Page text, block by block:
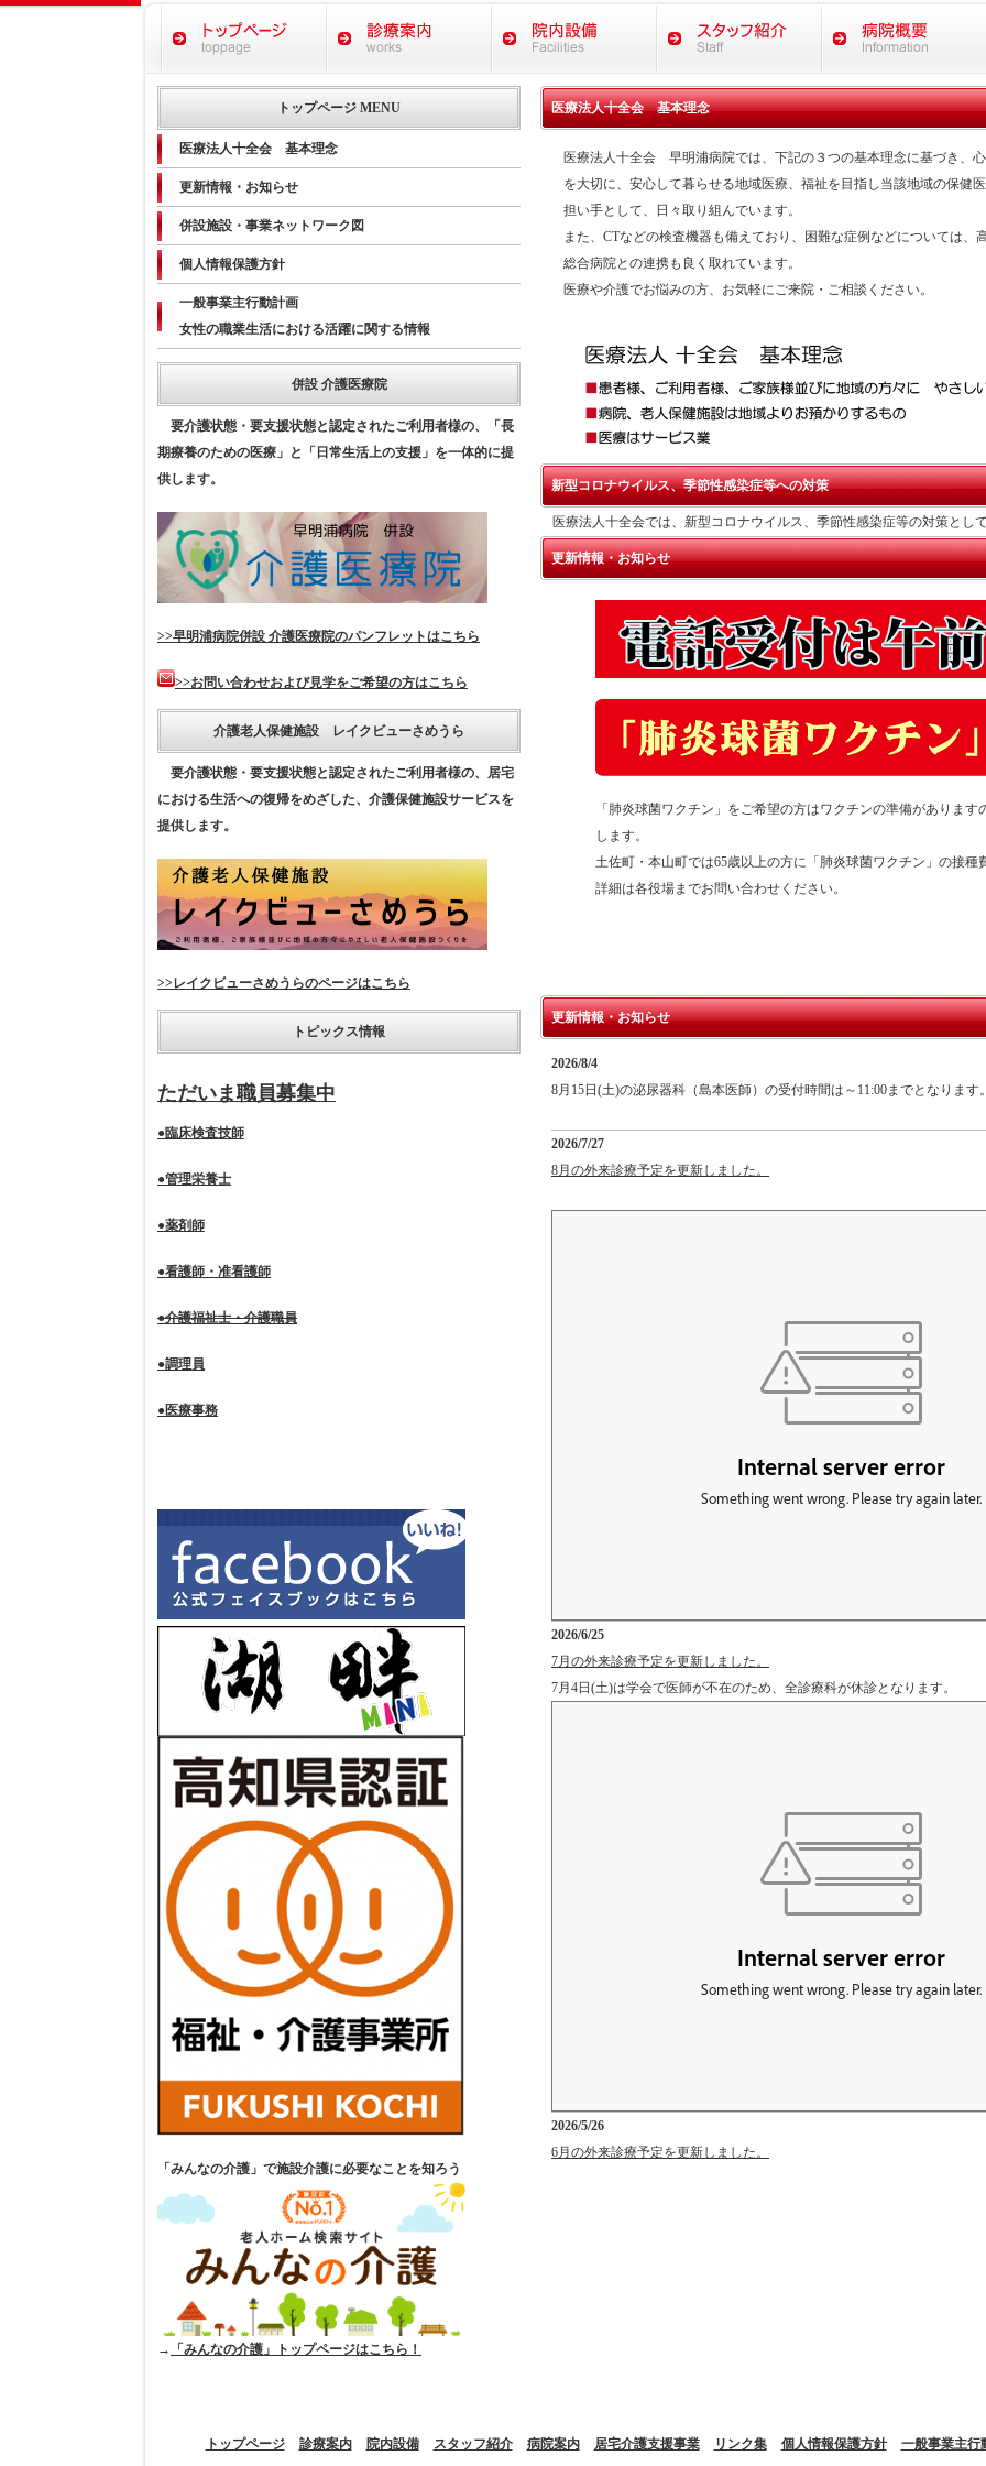
医療法人十全会 基本理念
医療法人十全会 早明浦病院では、下記の３つの基本理念に基づき、
を大切に、安心して暮らせる地域医療、福祉を目指し当該地域の保健
担い手として、日々取り組んでいます。
また、CTなどの検査機器も備えており、困難な症例などについては、
総合病院との連携も良く取れています。
医療や介護でお悩みの方、お気軽にご来院・ご相談ください。
新型コロナウイルス、季節性感染症等への対策
医療法人十全会では、新型コロナウイルス、季節性感染症等の対策とし
更新情報・お知らせ
「肺炎球菌ワクチン」をご希望の方はワクチンの準備がありま
します。
土佐町・本山町では65歳以上の方に「肺炎球菌ワクチン」の接種
詳細は各役場までお問い合わせください。
更新情報・お知らせ
2026/8/4
8月15日(土)の泌尿器科（島本医師）の受付時間は～11:00までとなります
2026/7/27
8月の外来診療予定を更新しました。
2026/6/25
7月の外来診療予定を更新しました。
7月4日(土)は学会で医師が不在のため、全診療科が休診となります。
2026/5/26
6月の外来診療予定を更新しました。
トップページ MENU
医療法人十全会 基本理念
更新情報・お知らせ
併設施設・事業ネットワーク図
個人情報保護方針
一般事業主行動計画
女性の職業生活における活躍に関する情報
併設 介護医療院
要介護状態・要支援状態と認定されたご利用者様の、「長
期療養のための医療」と「日常生活上の支援」を一体的に提
供します。
>>早明浦病院併設 介護医療院のパンフレットはこちら
>>お問い合わせおよび見学をご希望の方はこちら
介護老人保健施設 レイクビューさめうら
要介護状態・要支援状態と認定されたご利用者様の、居宅
における生活への復帰をめざした、介護保健施設サービスを
提供します。
>>レイクビューさめうらのページはこちら
トピックス情報
ただいま職員募集中
●臨床検査技師
●管理栄養士
●薬剤師
●看護師・准看護師
●介護福祉士・介護職員
●調理員
●医療事務
「みんなの介護」で施設介護に必要なことを知ろう
→ 「みんなの介護」トップページはこちら！
トップページ 診療案内 院内設備 スタッフ紹介 病院案内 居宅介護支援事業 リンク集 個人情報保護方針 一般事業主行